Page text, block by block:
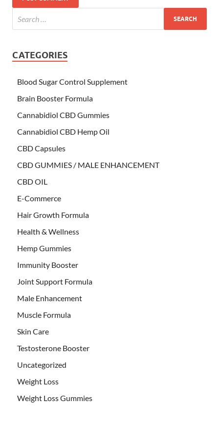
CATEGORIES
Blood Sugar Control Supplement
Brain Booster Formula
Cannabidiol CBD Gummies
Cannabidiol CBD Hemp Oil
CBD Capsules
CBD GUMMIES / MALE ENHANCEMENT
CBD OIL
E-Commerce
Hair Growth Formula
Health & Wellness
Hemp Gummies
Immunity Booster
Joint Support Formula
Male Enhancement
Muscle Formula
Skin Care
Testosterone Booster
Uncategorized
Weight Loss
Weight Loss Gummies